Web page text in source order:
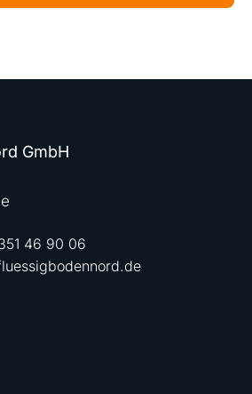
GmbH
46 90 06